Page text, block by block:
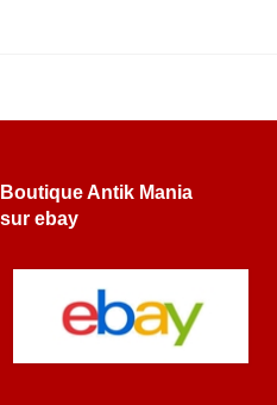
Boutique Antik Mania
sur ebay